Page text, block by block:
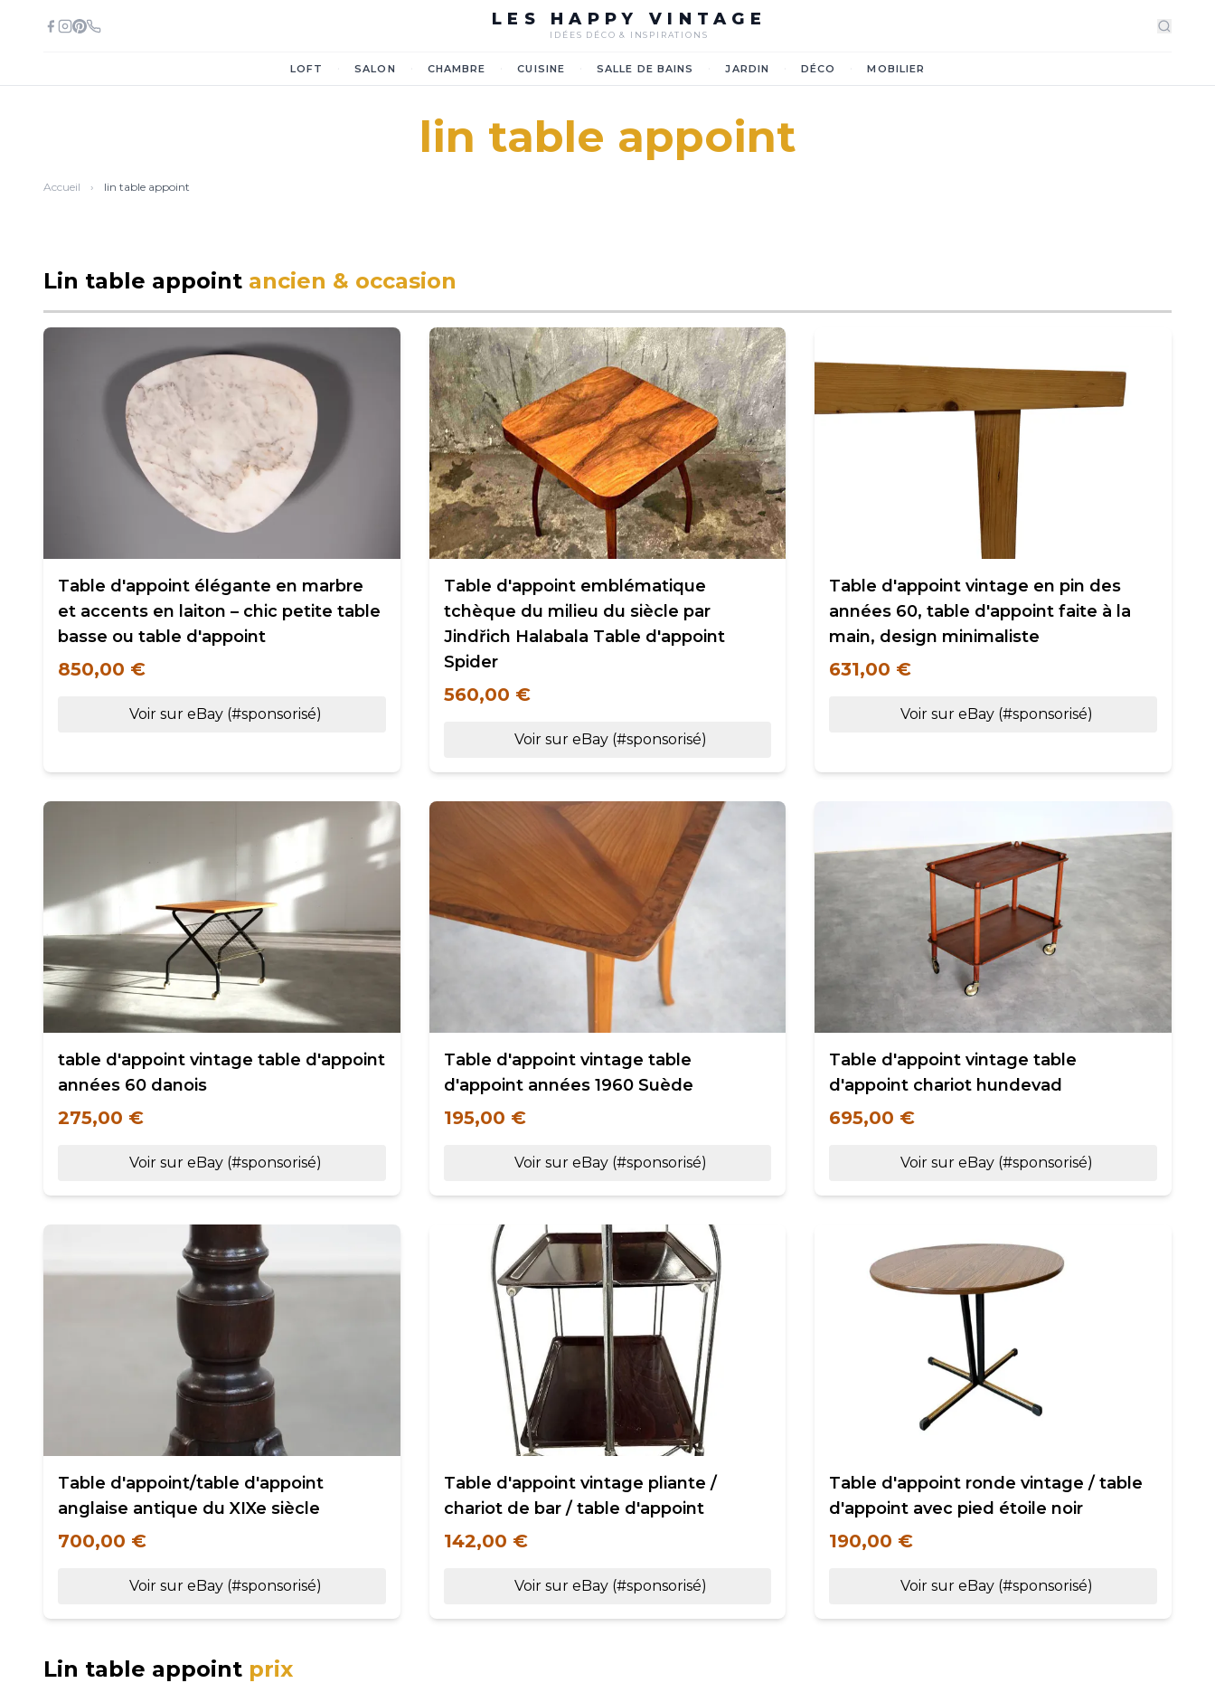
LES HAPPY VINTAGE
IDÉES DÉCO & INSPIRATIONS
LOFT SALON CHAMBRE CUISINE SALLE DE BAINS JARDIN DÉCO MOBILIER
lin table appoint
Accueil › lin table appoint
Lin table appoint ancien & occasion
Table d'appoint élégante en marbre
et accents en laiton – chic petite table
basse ou table d'appoint
850,00 €
Voir sur eBay (#sponsorisé)
Table d'appoint emblématique
tchèque du milieu du siècle par
Jindřich Halabala Table d'appoint
Spider
560,00 €
Voir sur eBay (#sponsorisé)
Table d'appoint vintage en pin des
années 60, table d'appoint faite à la
main, design minimaliste
631,00 €
Voir sur eBay (#sponsorisé)
table d'appoint vintage table d'appoint
années 60 danois
275,00 €
Voir sur eBay (#sponsorisé)
Table d'appoint vintage table
d'appoint années 1960 Suède
195,00 €
Voir sur eBay (#sponsorisé)
Table d'appoint vintage table
d'appoint chariot hundevad
695,00 €
Voir sur eBay (#sponsorisé)
Table d'appoint/table d'appoint
anglaise antique du XIXe siècle
700,00 €
Voir sur eBay (#sponsorisé)
Table d'appoint vintage pliante /
chariot de bar / table d'appoint
142,00 €
Voir sur eBay (#sponsorisé)
Table d'appoint ronde vintage / table
d'appoint avec pied étoile noir
190,00 €
Voir sur eBay (#sponsorisé)
Lin table appoint prix